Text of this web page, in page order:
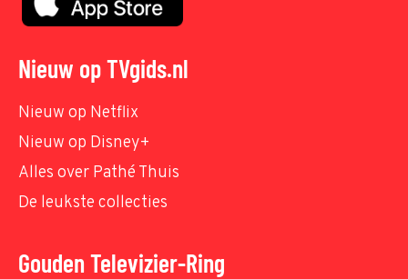
Nieuw op TVgids.nl
Nieuw op Netflix
Nieuw op Disney+
Alles over Pathé Thuis
De leukste collecties
Gouden Televizier-Ring